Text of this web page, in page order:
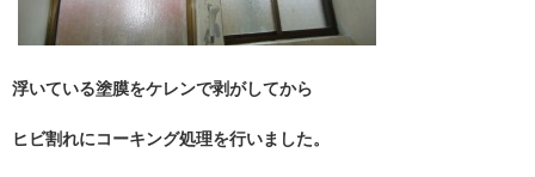
浮いている塗膜をケレンで剥がしてから
ヒビ割れにコーキング処理を行いました。